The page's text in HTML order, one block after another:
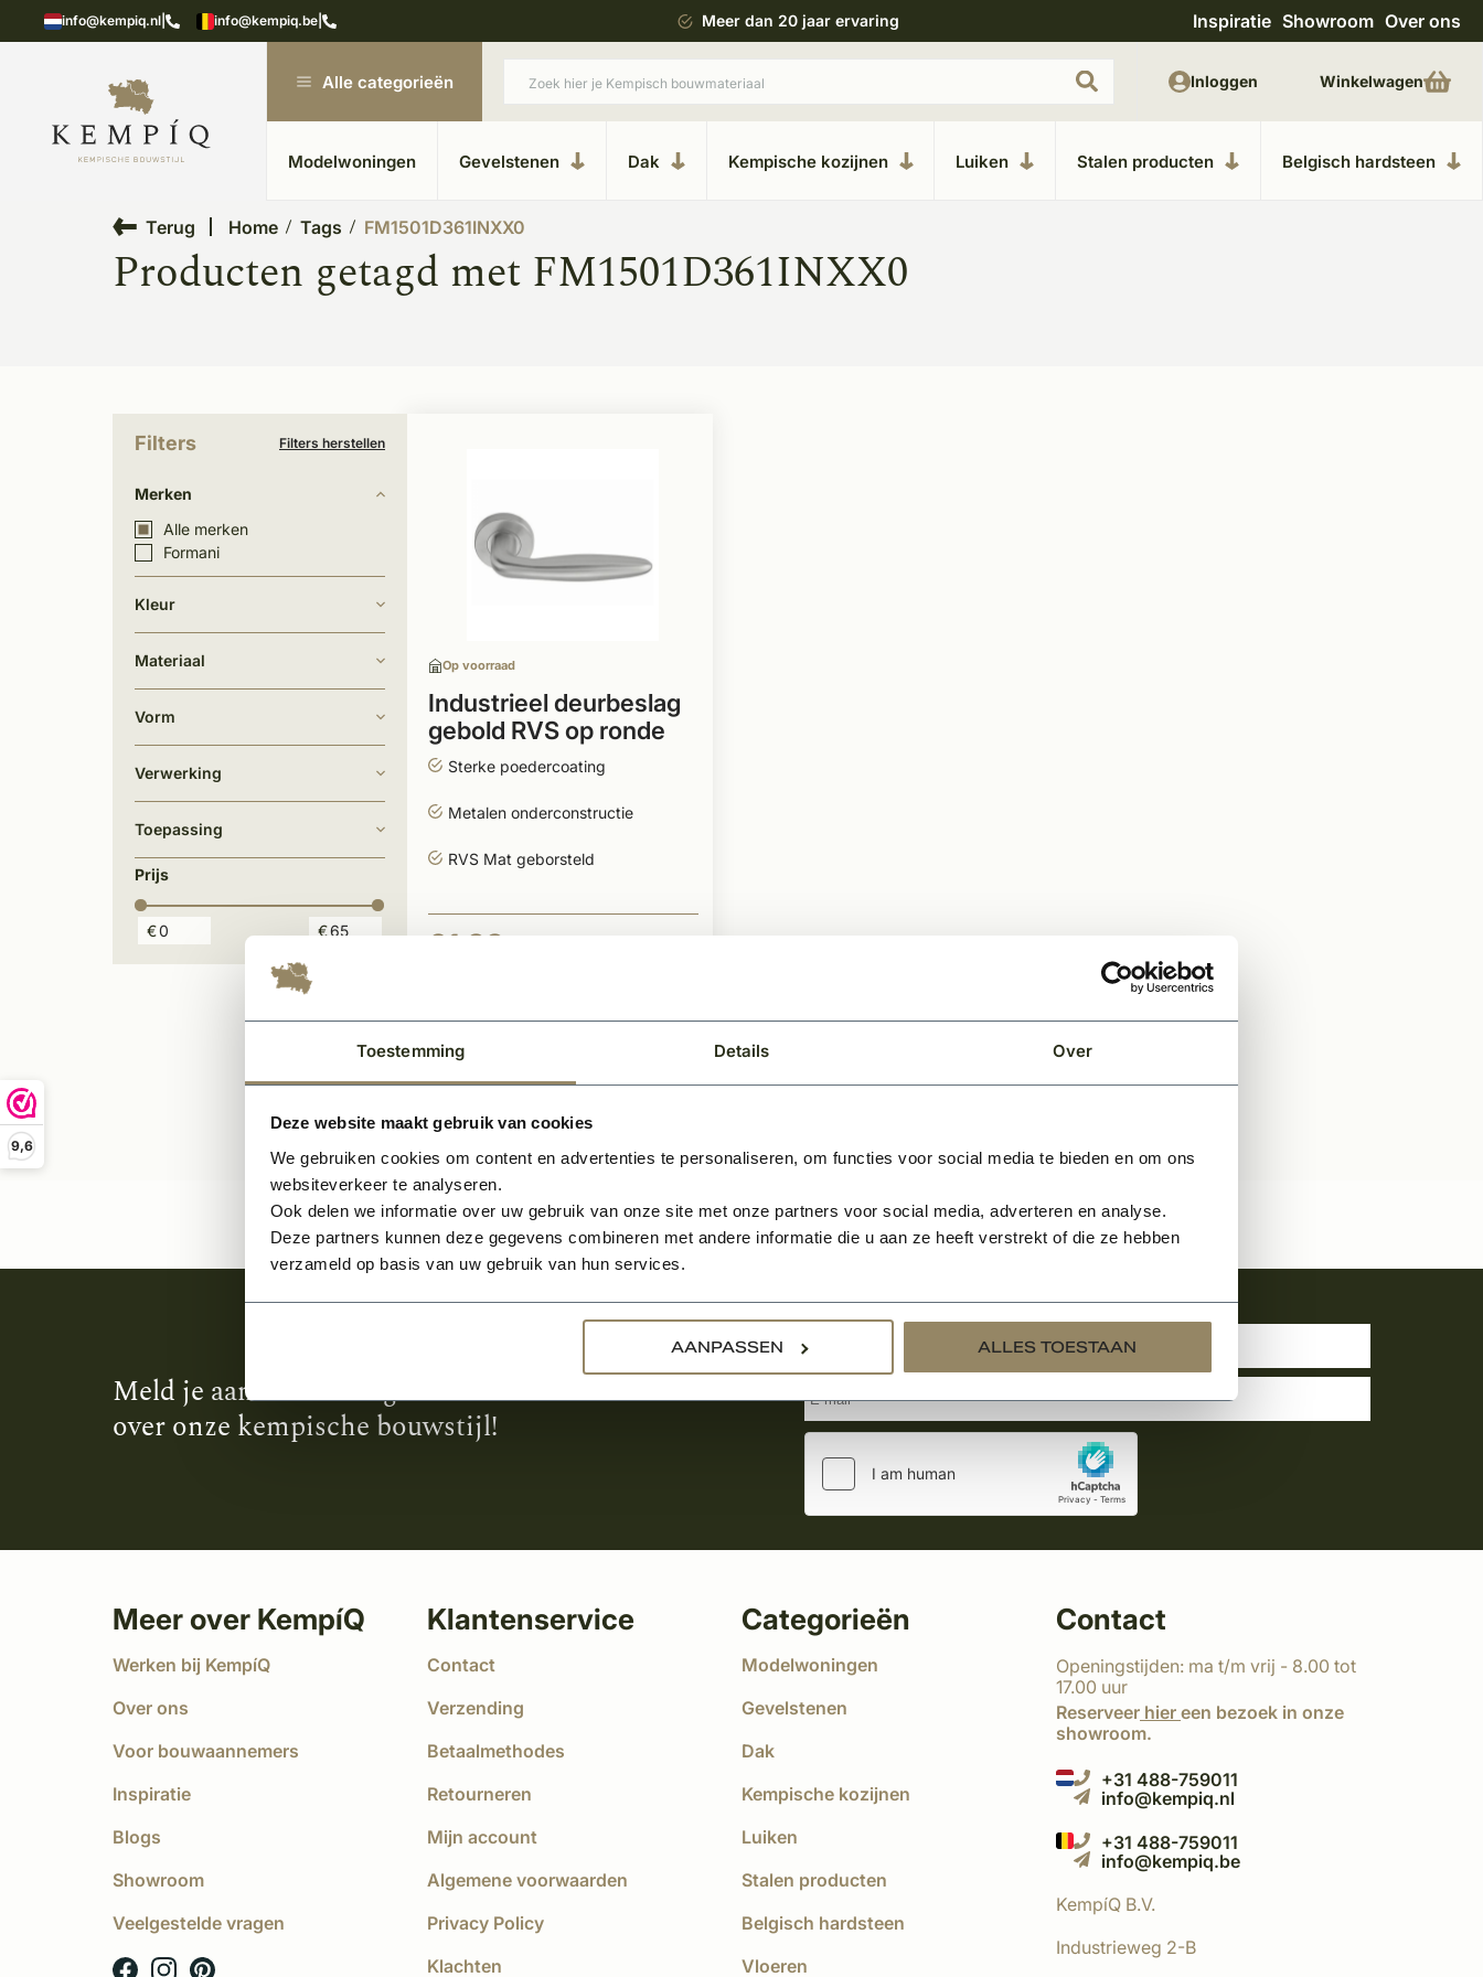
Toestemming Details Over
Deze website maakt gebruik van cookies
We gebruiken cookies om content en advertenties te personaliseren, om functies voor social media te bieden en om ons
websiteverkeer te analyseren.
Ook delen we informatie over uw gebruik van onze site met onze partners voor social media, adverteren en analyse.
Deze partners kunnen deze gegevens combineren met andere informatie die u aan ze heeft verstrekt of die ze hebben
verzameld op basis van uw gebruik van hun services.
AANPASSEN ALLES TOESTAAN
9,6
info@kempiq.nl info@kempiq.be
in Kesteren Unieke materialen in kempische bouwstijl Meer dan 20 jaar ervaring Uitgebreide showroom in Kesteren Unieke
Inspiratie Showroom Over ons
Alle categorieën
Modelwoningen Gevelstenen Dak Kempische kozijnen Luiken Stalen producten Belgisch hardsteen
Inloggen Winkelwagen
Terug Home Tags FM1501D361INXX0
Producten getagd met FM1501D361INXX0
Filters Filters herstellen
Merken
Alle merken
Formani
Kleur
Materiaal
Vorm
Verwerking
Toepassing
Prijs
€ €
Op voorraad
Industrieel deurbeslag
gebold RVS op ronde
rozet
Sterke poedercoating
Metalen onderconstructie
RVS Mat geborsteld
61,99
Meld je aan en ontvang het laatste nieuws
over onze kempische bouwstijl!
Aanmelden voor de nieuwsbrief
Meer over KempíQ
Werken bij KempíQ
Over ons
Voor bouwaannemers
Inspiratie
Blogs
Showroom
Veelgestelde vragen
Klantenservice
Contact
Verzending
Betaalmethodes
Retourneren
Mijn account
Algemene voorwaarden
Privacy Policy
Klachten
Categorieën
Modelwoningen
Gevelstenen
Dak
Kempische kozijnen
Luiken
Stalen producten
Belgisch hardsteen
Vloeren
Contact
Openingstijden: ma t/m vrij - 8.00 tot
17.00 uur
Reserveer hier een bezoek in onze
showroom.
+31 488-759011
info@kempiq.nl
+31 488-759011
info@kempiq.be
KempíQ B.V.
Industrieweg 2-B